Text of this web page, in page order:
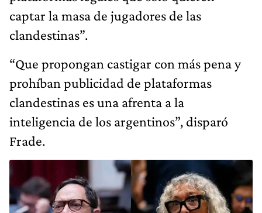
captar la masa de jugadores de las
clandestinas”.
“Que propongan castigar con más pena y
prohíban publicidad de plataformas
clandestinas es una afrenta a la
inteligencia de los argentinos”, disparó
Frade.